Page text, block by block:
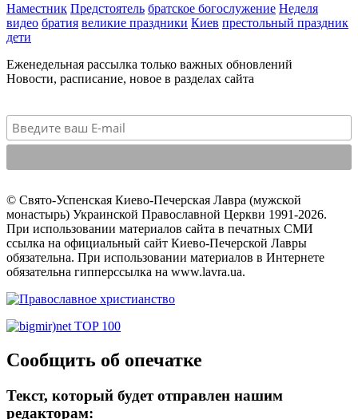
Наместник Предстоятель братское богослужение Неделя
видео братия великие праздники Киев престольный праздник
дети
Еженедельная рассылка только важных обновлений
Новости, расписание, новое в разделах сайта
© Свято-Успенская Киево-Печерская Лавра (мужской
монастырь) Украинской Православной Церкви 1991-2026.
При использовании материалов сайта в печатных СМИ
ссылка на официальный сайт Киево-Печерской Лавры
обязательна. При использовании материалов в Интернете
обязательна гипперссылка на www.lavra.ua.
Сообщить об опечатке
Текст, который будет отправлен нашим
редакторам: